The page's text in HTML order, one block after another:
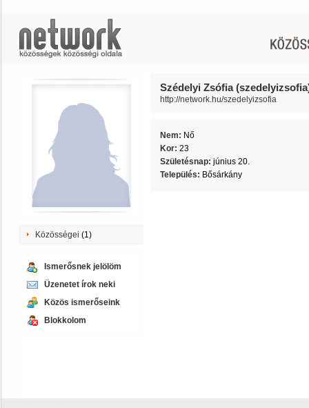
Közösségei (1)
Ismerősnek jelölöm
Üzenetet írok neki
Közös ismerőseink
Blokkolom
Szédelyi Zsófia
http://network.hu/szedelyizsofia
Nem: Nő
Kor: 23
Születésnap: június 20.
Település: Bősárkány